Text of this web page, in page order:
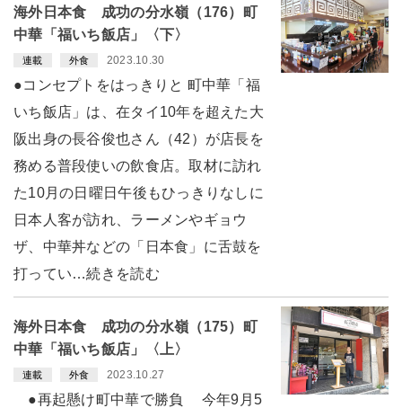
海外日本食 成功の分水嶺（176）町
中華「福いち飯店」〈下〉
連載 外食 2023.10.30
●コンセプトをはっきりと 町中華「福
いち飯店」は、在タイ10年を超えた大
阪出身の長谷俊也さん（42）が店長を
務める普段使いの飲食店。取材に訪れ
た10月の日曜日午後もひっきりなしに
日本人客が訪れ、ラーメンやギョウ
ザ、中華丼などの「日本食」に舌鼓を
打ってい…続きを読む
海外日本食 成功の分水嶺（175）町
中華「福いち飯店」〈上〉
連載 外食 2023.10.27
●再起懸け町中華で勝負 今年9月5